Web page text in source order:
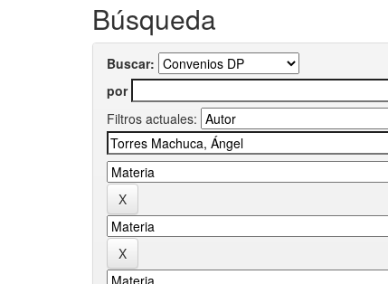
Búsqueda
Buscar:
por
Filtros actuales: